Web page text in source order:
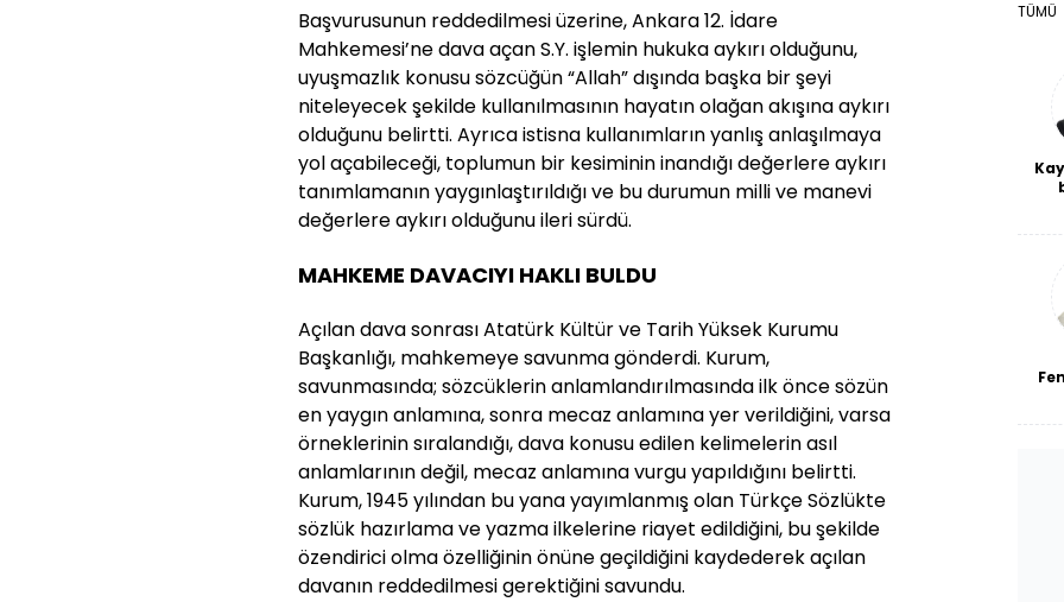
Başvurusunun reddedilmesi üzerine, Ankara 12. İdare
Mahkemesi’ne dava açan S.Y. işlemin hukuka aykırı olduğunu,
uyuşmazlık konusu sözcüğün “Allah” dışında başka bir şeyi
niteleyecek şekilde kullanılmasının hayatın olağan akışına aykırı
olduğunu belirtti. Ayrıca istisna kullanımların yanlış anlaşılmaya
yol açabileceği, toplumun bir kesiminin inandığı değerlere aykırı
tanımlamanın yaygınlaştırıldığı ve bu durumun milli ve manevi
değerlere aykırı olduğunu ileri sürdü.
MAHKEME DAVACIYI HAKLI BULDU
Açılan dava sonrası Atatürk Kültür ve Tarih Yüksek Kurumu
Başkanlığı, mahkemeye savunma gönderdi. Kurum,
savunmasında; sözcüklerin anlamlandırılmasında ilk önce sözün
en yaygın anlamına, sonra mecaz anlamına yer verildiğini, varsa
örneklerinin sıralandığı, dava konusu edilen kelimelerin asıl
anlamlarının değil, mecaz anlamına vurgu yapıldığını belirtti.
Kurum, 1945 yılından bu yana yayımlanmış olan Türkçe Sözlükte
sözlük hazırlama ve yazma ilkelerine riayet edildiğini, bu şekilde
özendirici olma özelliğinin önüne geçildiğini kaydederek açılan
davanın reddedilmesi gerektiğini savundu.
TÜMÜ